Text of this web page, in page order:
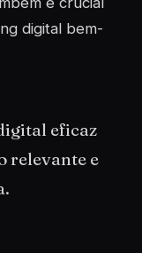
digital bem-
eficaz
relevante e